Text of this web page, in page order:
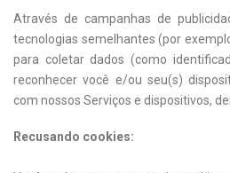
Através de campanhas de
tecnologias semelhantes (por
para coletar dados (como
reconhecer você e/ou seu(s)
com nossos Serviços e dispositivos,
Recusando cookies: